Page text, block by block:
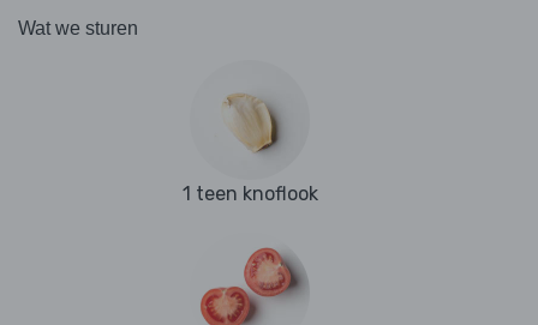
Wat we sturen
1 teen knoflook